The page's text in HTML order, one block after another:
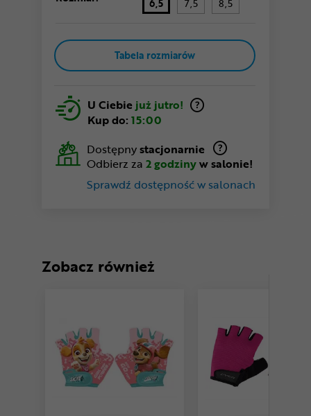
6,5 7,5 8,5
Tabela rozmiarów
U Ciebie już jutro!
Kup do: 15:00
Dostępnystacjonarnie
Odbierz za 2 godzinyw salonie!
Sprawdź dostępność w salonach
Zobacz również